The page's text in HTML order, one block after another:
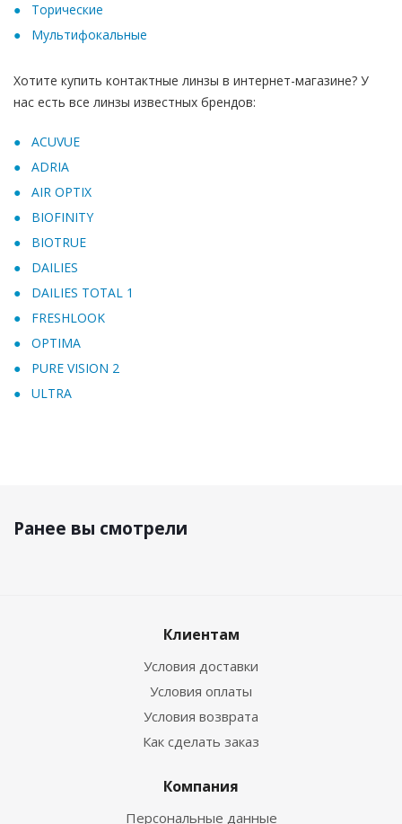
Торические
Мультифокальные
Хотите купить контактные линзы в интернет-магазине? У
нас есть все линзы известных брендов:
ACUVUE
ADRIA
AIR OPTIX
BIOFINITY
BIOTRUE
DAILIES
DAILIES TOTAL 1
FRESHLOOK
OPTIMA
PURE VISION 2
ULTRA
Ранее вы смотрели
Клиентам
Условия доставки
Условия оплаты
Условия возврата
Как сделать заказ
Компания
Персональные данные